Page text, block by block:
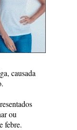
causada
ou
febre.